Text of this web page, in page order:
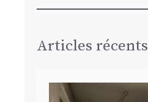
Articles récents